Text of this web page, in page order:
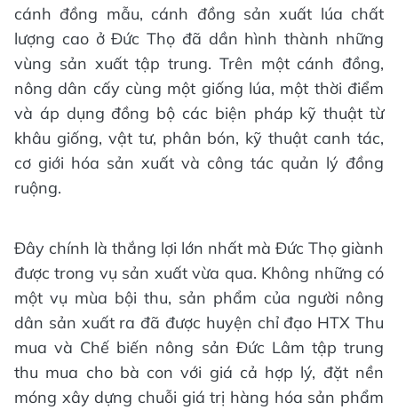
cánh đồng mẫu, cánh đồng sản xuất lúa chất
lượng cao ở Đức Thọ đã dần hình thành những
vùng sản xuất tập trung. Trên một cánh đồng,
nông dân cấy cùng một giống lúa, một thời điểm
và áp dụng đồng bộ các biện pháp kỹ thuật từ
khâu giống, vật tư, phân bón, kỹ thuật canh tác,
cơ giới hóa sản xuất và công tác quản lý đồng
ruộng.
Đây chính là thắng lợi lớn nhất mà Đức Thọ giành
được trong vụ sản xuất vừa qua. Không những có
một vụ mùa bội thu, sản phẩm của người nông
dân sản xuất ra đã được huyện chỉ đạo HTX Thu
mua và Chế biến nông sản Đức Lâm tập trung
thu mua cho bà con với giá cả hợp lý, đặt nền
móng xây dựng chuỗi giá trị hàng hóa sản phẩm